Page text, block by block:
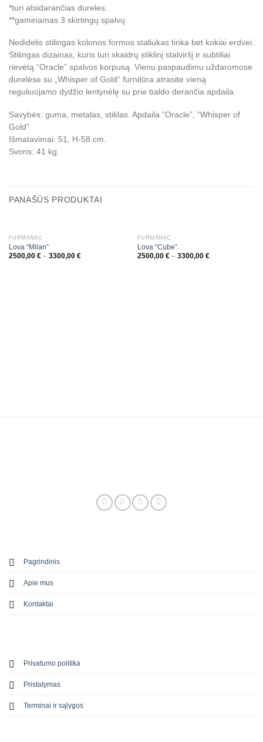
*turi atsidarančias dureles.
**gaminamas 3 skirtingų spalvų.
Nedidelis stilingas kolonos formos staliukas tinka bet kokiai erdvei.
Stilingas dizainas, kuris turi skaidrų stiklinį stalviršį ir subtiliai
rievėtą “Oracle” spalvos korpusą. Vienu paspaudimu uždaromose
durelėse su „Whisper of Gold“ furnitūra atrasite vieną
reguliuojamo dydžio lentynėlę su prie baldo derančia apdaila.
Savybės: guma, metalas, stiklas. Apdaila “Oracle”, “Whisper of
Gold”.
Išmatavimai: 51, H-58 cm.
Svoris: 41 kg.
PANAŠŪS PRODUKTAI
FURMANAC
Lova “Milan”
2500,00 €– 3300,00 €
FURMANAC
Lova “Cube”
2500,00 €– 3300,00 €
Pagrindinis
Apie mus
Kontaktai
Privatumo politika
Pristatymas
Terminai ir sąlygos